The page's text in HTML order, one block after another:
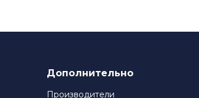
Дополнительно
Производители